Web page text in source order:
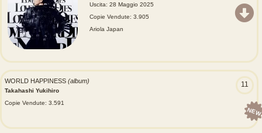
Uscita: 28 Maggio 2025
Copie Vendute: 3.905
Ariola Japan
11
NEW
WORLD HAPPINESS (album)
Takahashi Yukihiro
Copie Vendute: 3.591